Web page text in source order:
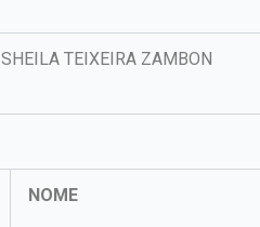
SHEILA TEIXEIRA ZAMBON
NOME